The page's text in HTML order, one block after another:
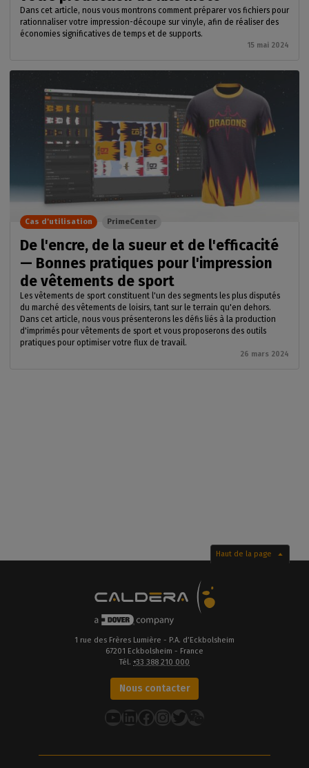
Dans cet article, nous vous montrons comment préparer vos fichiers pour
rationnaliser votre impression-découpe sur vinyle, afin de réaliser des
économies significatives de temps et de supports.
15 mai 2024
De l'encre, de la sueur et de l'efficacité
— Bonnes pratiques pour l'impression
de vêtements de sport
Les vêtements de sport constituent l'un des segments les plus disputés
du marché des vêtements de loisirs, tant sur le terrain qu'en dehors.
Dans cet article, nous vous présenterons les défis liés à la production
d'imprimés pour vêtements de sport et vous proposerons des outils
pratiques pour optimiser votre flux de travail.
26 mars 2024
Cas d'utilisation PrimeCenter
Haut de la page
1 rue des Frères Lumière - P.A. d’Eckbolsheim
67201 Eckbolsheim - France
Tél. +33 388 210 000
Nous contacter
YouTube
LinkedIn
Facebook
Instagram
Twitter